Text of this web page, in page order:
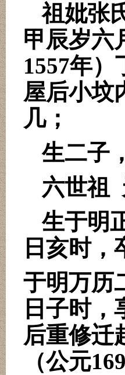
祖妣张
甲辰岁六
1557年）
屋后小坟
几；
生二子
六世祖
生于明
日亥时，
于明万历
日子时，
后重修迁
（公元